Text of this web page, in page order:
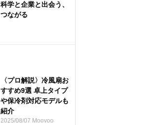
科学と企業と出会う、
つながる
〈プロ解説〉冷風扇お
すすめ9選 卓上タイプ
や保冷剤対応モデルも
紹介
2025/08/07 Moovoo